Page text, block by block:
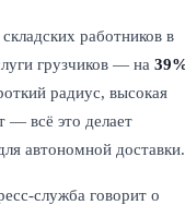
работников в
грузчиков — на
радиус, высокая
— всё это делает
автономной доставки.
служба говорит о